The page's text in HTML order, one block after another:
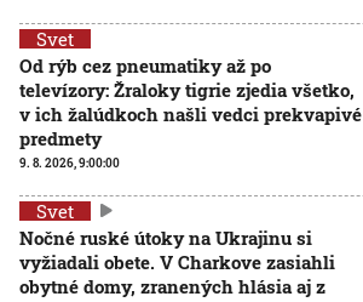
Svet
Od rýb cez pneumatiky až po
televízory: Žraloky tigrie zjedia všetko,
v ich žalúdkoch našli vedci prekvapivé
predmety
9. 8. 2026, 9:00:00
Svet
Nočné ruské útoky na Ukrajinu si
vyžiadali obete. V Charkove zasiahli
obytné domy, zranených hlásia aj z